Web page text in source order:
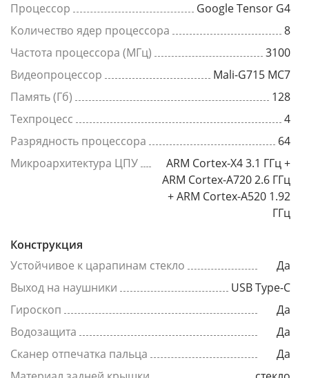
Процессор
Google Tensor G4
Количество ядер процессора
8
Частота процессора (МГц)
3100
Видеопроцессор
Mali-G715 MC7
Память (Гб)
128
Техпроцесс
4
Разрядность процессора
64
Микроархитектура ЦПУ
ARM Cortex-X4 3.1 ГГц +
ARM Cortex-A720 2.6 ГГц
+ ARM Cortex-A520 1.92
ГГц
Конструкция
Устойчивое к царапинам стекло
Да
Выход на наушники
USB Type-C
Гироскоп
Да
Водозащита
Да
Сканер отпечатка пальца
Да